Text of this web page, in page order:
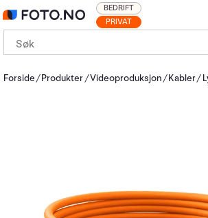
PRIVAT
BEDRIFT
Forside Produkter Videoproduksjon Kabler